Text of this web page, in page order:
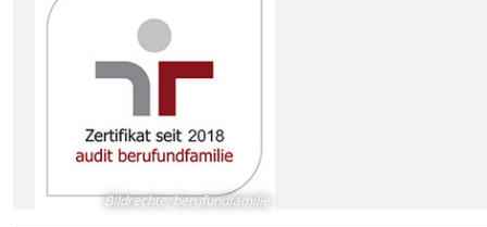
Bildrechte:berufundfamilie